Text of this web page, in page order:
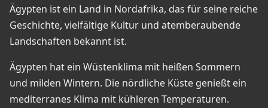
Ägypten ist ein Land in Nordafrika, das für seine reiche
Geschichte, vielfältige Kultur und atemberaubende
Landschaften bekannt ist.
Ägypten hat ein Wüstenklima mit heißen Sommern
und milden Wintern. Die nördliche Küste genießt ein
mediterranes Klima mit kühleren Temperaturen.